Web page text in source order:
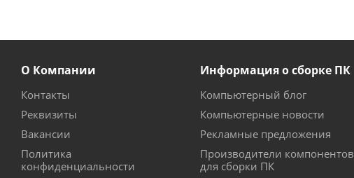
О Компании
Контакты
Реквизиты
Вакансии
Политика
конфиденциальности
Информация о сборке ПК
Компьютерный блог
Компьютерные новости
Рекламные предложения
Производители компонентов
для сборки ПК